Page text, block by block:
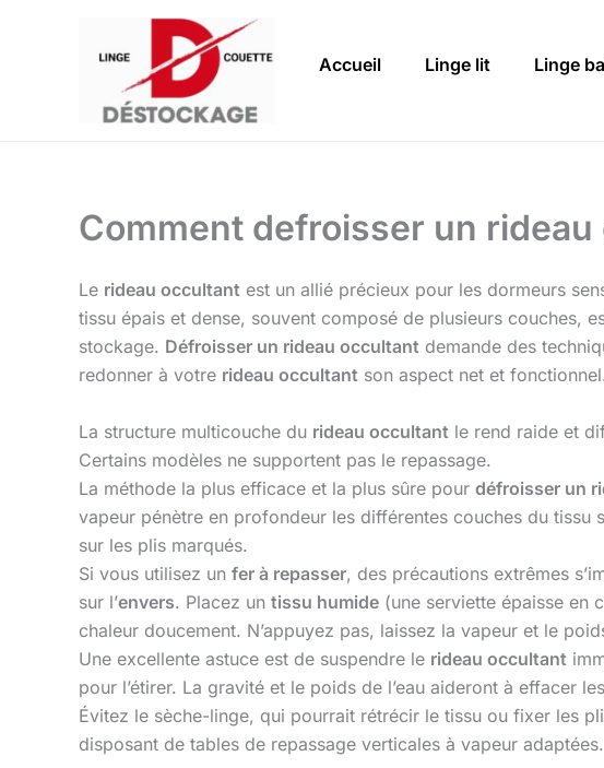
Accueil Linge lit Linge
Comment defroisser un
Le rideau occultant est un allié précieux pour les dormeurs
tissu épais et dense, souvent composé de plusieurs couches,
stockage. Défroisser un rideau occultant demande des
redonner à votre rideau occultant son aspect net et
La structure multicouche du rideau occultant le rend raide et
Certains modèles ne supportent pas le repassage.
La méthode la plus efficace et la plus sûre pour défroisser un
vapeur pénètre en profondeur les différentes couches du tissu
sur les plis marqués.
Si vous utilisez un fer à repasser, des précautions extrêmes
sur l’envers. Placez un tissu humide (une serviette épaisse en
chaleur doucement. N’appuyez pas, laissez la vapeur et le
Une excellente astuce est de suspendre le rideau occultant
pour l’étirer. La gravité et le poids de l’eau aideront à effacer
Évitez le sèche-linge, qui pourrait rétrécir le tissu ou fixer les
disposant de tables de repassage verticales à vapeur adaptées.